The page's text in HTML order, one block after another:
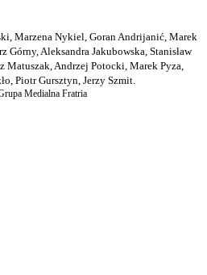
Marzena Nykiel, Goran Andrijanić, Marek
Górny, Aleksandra Jakubowska, Stanisław
Matuszak, Andrzej Potocki, Marek Pyza,
Piotr Gursztyn, Jerzy Szmit.
Medialna Fratria